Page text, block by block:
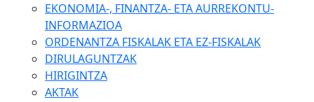
EKONOMIA-, FINANTZA- ETA AURREKONTU-
INFORMAZIOA
ORDENANTZA FISKALAK ETA EZ-FISKALAK
DIRULAGUNTZAK
HIRIGINTZA
AKTAK